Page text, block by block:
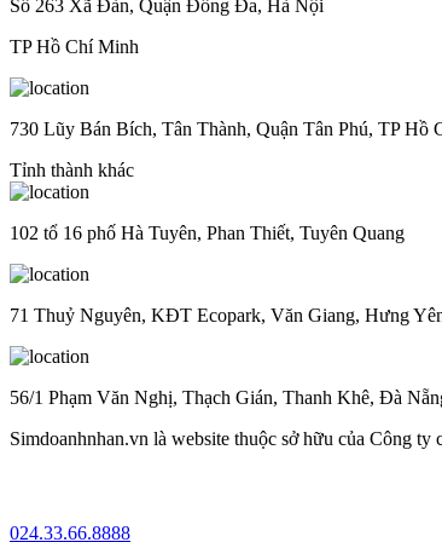
Số 263 Xã Đàn, Quận Đống Đa, Hà Nội
TP Hồ Chí Minh
730 Lũy Bán Bích, Tân Thành, Quận Tân Phú, TP Hồ
Tỉnh thành khác
102 tổ 16 phố Hà Tuyên, Phan Thiết, Tuyên Quang
71 Thuỷ Nguyên, KĐT Ecopark, Văn Giang, Hưng
56/1 Phạm Văn Nghị, Thạch Gián, Thanh Khê, Đà
Simdoanhnhan.vn là website thuộc sở hữu của Công
024.33.66.8888